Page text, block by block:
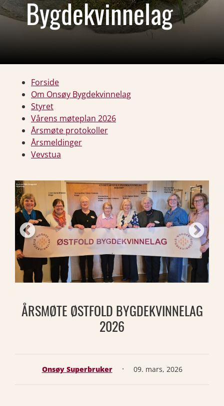
Bygdekvinnelag
Forside
Om Onsøy Bygdekvinnelag
Styret
Vårens møteplan 2026
Årsmøte protokoller
Årsmeldinger
Vevstua
ÅRSMØTE ØSTFOLD BYGDEKVINNELAG
2026
Onsøy Superbruker · 09. mars, 2026